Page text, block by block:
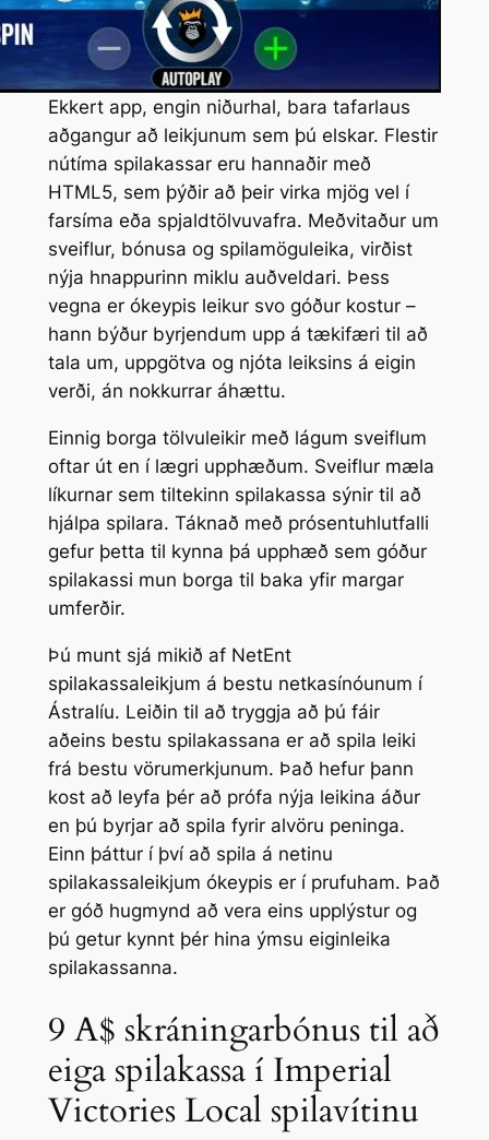
Ekkert app, engin niðurhal, bara tafarlaus
aðgangur að leikjunum sem þú elskar. Flestir
nútíma spilakassar eru hannaðir með
HTML5, sem þýðir að þeir virka mjög vel í
farsíma eða spjaldtölvuvafra. Meðvitaður um
sveiflur, bónusa og spilamöguleika, virðist
nýja hnappurinn miklu auðveldari. Þess
vegna er ókeypis leikur svo góður kostur –
hann býður byrjendum upp á tækifæri til að
tala um, uppgötva og njóta leiksins á eigin
verði, án nokkurrar áhættu.
Einnig borga tölvuleikir með lágum sveiflum
oftar út en í lægri upphæðum. Sveiflur mæla
líkurnar sem tiltekinn spilakassa sýnir til að
hjálpa spilara. Táknað með prósentuhlutfalli
gefur þetta til kynna þá upphæð sem góður
spilakassi mun borga til baka yfir margar
umferðir.
Þú munt sjá mikið af NetEnt
spilakassaleikjum á bestu netkasínóunum í
Ástralíu. Leiðin til að tryggja að þú fáir
aðeins bestu spilakassana er að spila leiki
frá bestu vörumerkjunum. Það hefur þann
kost að leyfa þér að prófa nýja leikina áður
en þú byrjar að spila fyrir alvöru peninga.
Einn þáttur í því að spila á netinu
spilakassaleikjum ókeypis er í prufuham. Það
er góð hugmynd að vera eins upplýstur og
þú getur kynnt þér hina ýmsu eiginleika
spilakassanna.
9 A$ skráningarbónus til að
eiga spilakassa í Imperial
Victories Local spilavítinu